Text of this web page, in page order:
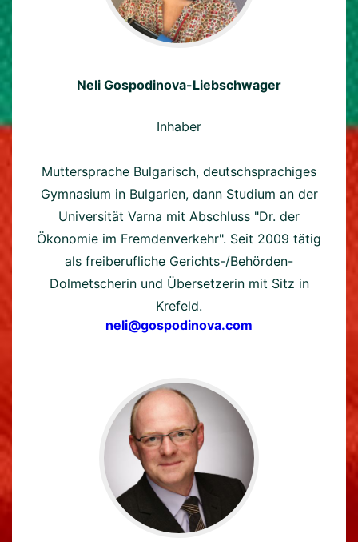
Neli Gospodinova-Liebschwager
Inhaber
Muttersprache Bulgarisch, deutschsprachiges
Gymnasium in Bulgarien, dann Studium an der
Universität Varna mit Abschluss "Dr. der
Ökonomie im Fremdenverkehr". Seit 2009 tätig
als freiberufliche Gerichts-/Behörden-
Dolmetscherin und Übersetzerin mit Sitz in
Krefeld.
neli@gospodinova.com